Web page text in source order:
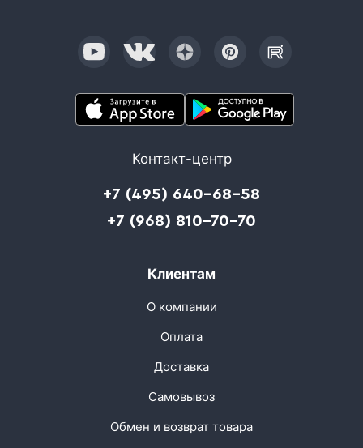
Контакт-центр
+7 (495) 640-68-58
+7 (968) 810-70-70
Клиентам
О компании
Оплата
Доставка
Самовывоз
Обмен и возврат товара